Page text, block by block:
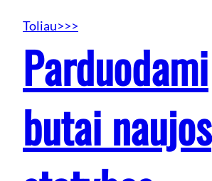
Toliau>>>
Parduodami
butai naujos